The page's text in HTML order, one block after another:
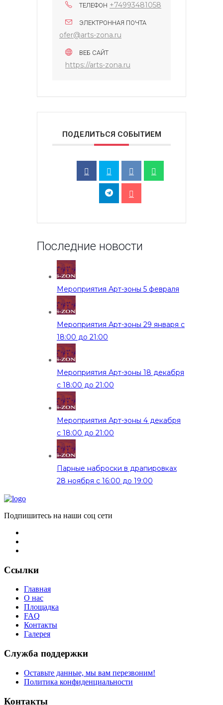
ТЕЛЕФОН +74993481058
ЭЛЕКТРОННАЯ ПОЧТА
ofer@arts-zona.ru
ВЕБ САЙТ
https://arts-zona.ru
ПОДЕЛИТЬСЯ СОБЫТИЕМ
Последние новости
Мероприятия Арт-зоны 5 февраля
Мероприятия Арт-зоны 29 января с
18:00 до 21:00
Мероприятия Арт-зоны 18 декабря
с 18:00 до 21:00
Мероприятия Арт-зоны 4 декабря
с 18:00 до 21:00
Парные наброски в драпировках
28 ноября с 16:00 до 19:00
Подпишитесь на наши соц сети
Ссылки
Главная
О нас
Площадка
FAQ
Контакты
Галерея
Служба поддержки
Оставьте данные, мы вам перезвоним!
Политика конфиденциальности
Контакты